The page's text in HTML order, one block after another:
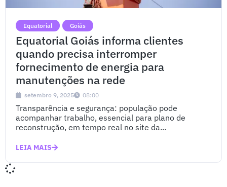
Equatorial Goiás
Equatorial Goiás informa clientes
quando precisa interromper
fornecimento de energia para
manutenções na rede
setembro 9, 2025 08:00
Transparência e segurança: população pode
acompanhar trabalho, essencial para plano de
reconstrução, em tempo real no site da...
LEIA MAIS